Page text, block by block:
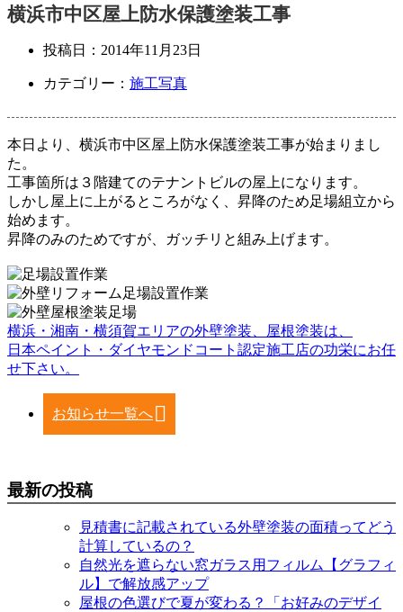
横浜市中区屋上防水保護塗装工事
投稿日： 2014年11月23日
カテゴリー： 施工写真
本日より、横浜市中区屋上防水保護塗装工事が始まりまし
た。
工事箇所は３階建てのテナントビルの屋上になります。
しかし屋上に上がるところがなく、昇降のため足場組立から
始めます。
昇降のみのためですが、ガッチリと組み上げます。
横浜・湘南・横須賀エリアの外壁塗装、屋根塗装は、
日本ペイント・ダイヤモンドコート認定施工店の功栄にお任
せ下さい。
お知らせ一覧へ
最新の投稿
見積書に記載されている外壁塗装の面積ってどう
計算しているの？
自然光を遮らない窓ガラス用フィルム【グラフィ
ル】で解放感アップ
屋根の色選びで夏が変わる？「お好みのデザイ